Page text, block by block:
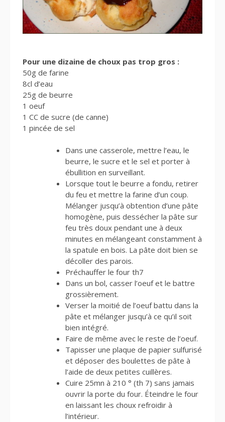
Pour une dizaine de choux pas trop gros :
50g de farine
8cl d’eau
25g de beurre
1 oeuf
1 CC de sucre (de canne)
1 pincée de sel
Dans une casserole, mettre l’eau, le
beurre, le sucre et le sel et porter à
ébullition en surveillant.
Lorsque tout le beurre a fondu, retirer
du feu et mettre la farine d’un coup.
Mélanger jusqu’à obtention d’une pâte
homogène, puis dessécher la pâte sur
feu très doux pendant une à deux
minutes en mélangeant constamment à
la spatule en bois. La pâte doit bien se
décoller des parois.
Préchauffer le four th7
Dans un bol, casser l’oeuf et le battre
grossièrement.
Verser la moitié de l’oeuf battu dans la
pâte et mélanger jusqu’à ce qu’il soit
bien intégré.
Faire de même avec le reste de l’oeuf.
Tapisser une plaque de papier sulfurisé
et déposer des boulettes de pâte à
l’aide de deux petites cuillères.
Cuire 25mn à 210 ° (th 7) sans jamais
ouvrir la porte du four. Éteindre le four
en laissant les choux refroidir à
l’intérieur.